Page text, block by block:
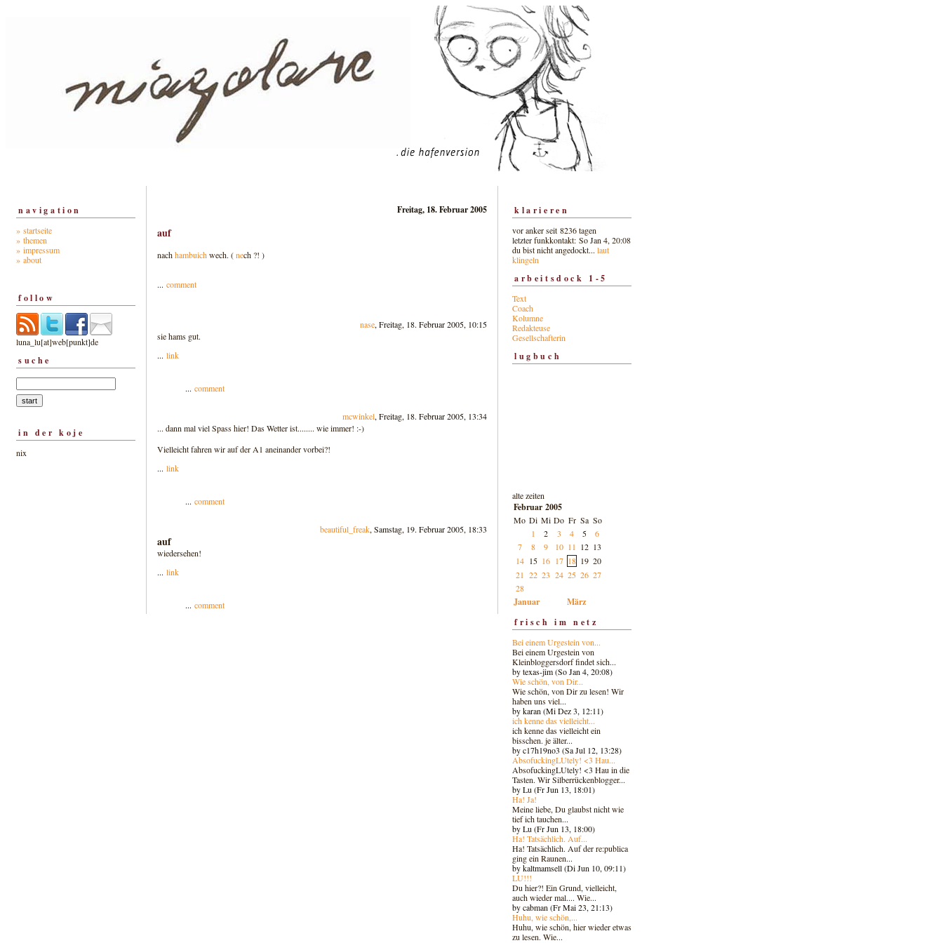
navigation
» startseite
» themen
» impressum
» about
follow
luna_lu[at]web[punkt]de
suche
in der koje
nix
Freitag, 18. Februar 2005
auf
nachhambuichwech. (nech ?! )
... comment
nase, Freitag, 18. Februar 2005, 10:15
sie hams gut.
... link
... comment
mcwinkel, Freitag, 18. Februar 2005, 13:34
... dann mal viel Spass hier! Das Wetter ist........ wie immer! :-)
Vielleicht fahren wir auf der A1 aneinander vorbei?!
... link
... comment
beautiful_freak, Samstag, 19. Februar 2005, 18:33
auf
wiedersehen!
... link
... comment
klarieren
vor anker seit 8236 tagen
letzter funkkontakt: So Jan 4, 20:08
du bist nicht angedockt... laut
klingeln
arbeitsdock 1-5
Text
Coach
Kolumne
Redakteuse
Gesellschafterin
lugbuch
alte zeiten
Februar 2005
Mo Di Mi Do Fr Sa So
1
2 3 4 5
6
7
8 9 10 11 12 13
14 15 16 17 18 19 20
21 22 23 24 25 26 27
28
Januar
März
frisch im netz
Bei einem Urgestein von...
Bei einem Urgestein von
Kleinbloggersdorf findet sich...
by texas-jim (So Jan 4, 20:08)
Wie schön, von Dir...
Wie schön, von Dir zu lesen! Wir
haben uns viel...
by karan (Mi Dez 3, 12:11)
ich kenne das vielleicht...
ich kenne das vielleicht ein
bisschen. je älter...
by c17h19no3 (Sa Jul 12, 13:28)
AbsofuckingLUtely! <3 Hau...
AbsofuckingLUtely! <3 Hau in die
Tasten. Wir Silberrückenblogger...
by Lu (Fr Jun 13, 18:01)
Ha! Ja!
Meine liebe, Du glaubst nicht wie
tief ich tauchen...
by Lu (Fr Jun 13, 18:00)
Ha! Tatsächlich. Auf...
Ha! Tatsächlich. Auf der re:publica
ging ein Raunen...
by kaltmamsell (Di Jun 10, 09:11)
LU!!!
Du hier?! Ein Grund, vielleicht,
auch wieder mal.... Wie...
by cabman (Fr Mai 23, 21:13)
Huhu, wie schön,...
Huhu, wie schön, hier wieder etwas
zu lesen. Wie...